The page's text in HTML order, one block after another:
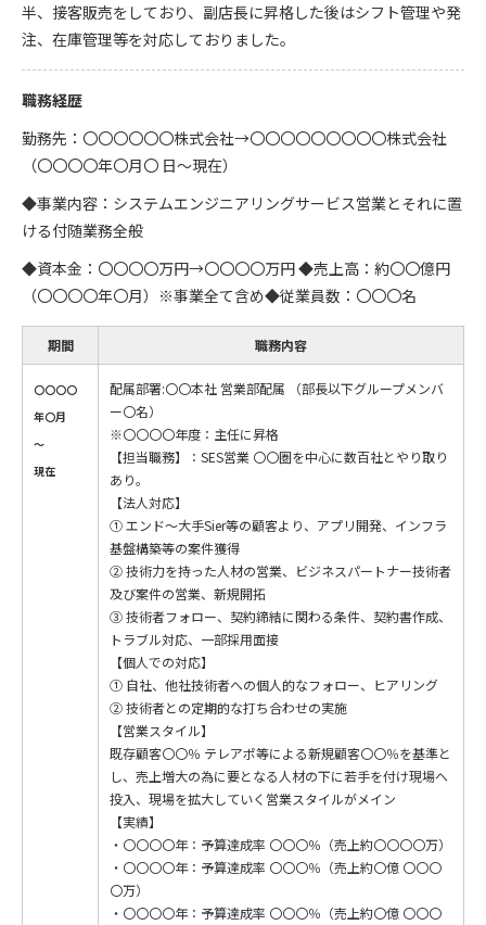
半、接客販売をしており、副店長に昇格した後はシフト管理や発
注、在庫管理等を対応しておりました。
職務経歴
勤務先：〇〇〇〇〇〇株式会社→〇〇〇〇〇〇〇〇〇株式会社
（〇〇〇〇年〇月〇 日～現在）
◆事業内容：システムエンジニアリングサービス営業とそれに置
ける付随業務全般
◆資本金：〇〇〇〇万円→〇〇〇〇万円 ◆売上高：約〇〇億円
（〇〇〇〇年〇月）※事業全て含め◆従業員数：〇〇〇名
期間 職務内容
〇〇〇〇
年〇月
～
現在
配属部署:〇〇本社 営業部配属 （部長以下グループメンバ
ー〇名）
※〇〇〇〇年度：主任に昇格
【担当職務】：SES営業 〇〇圏を中心に数百社とやり取り
あり。
【法人対応】
① エンド～大手Sier等の顧客より、アプリ開発、インフラ
基盤構築等の案件獲得
② 技術力を持った人材の営業、ビジネスパートナー技術者
及び案件の営業、新規開拓
③ 技術者フォロー、契約締結に関わる条件、契約書作成、
トラブル対応、一部採用面接
【個人での対応】
① 自社、他社技術者への個人的なフォロー、ヒアリング
② 技術者との定期的な打ち合わせの実施
【営業スタイル】
既存顧客〇〇％ テレアポ等による新規顧客〇〇％を基準と
し、売上増大の為に要となる人材の下に若手を付け現場へ
投入、現場を拡大していく営業スタイルがメイン
【実績】
・〇〇〇〇年：予算達成率 〇〇〇％（売上約〇〇〇〇万）
・〇〇〇〇年：予算達成率 〇〇〇％（売上約〇億 〇〇〇
〇万）
・〇〇〇〇年：予算達成率 〇〇〇％（売上約〇億 〇〇〇